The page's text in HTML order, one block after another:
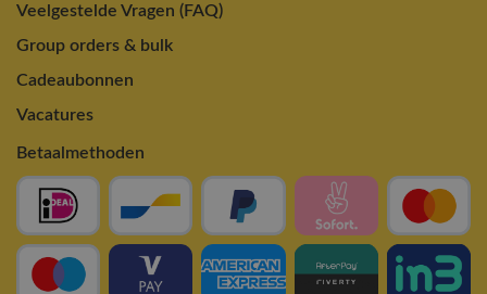
Veelgestelde Vragen (FAQ)
Group orders & bulk
Cadeaubonnen
Vacatures
Betaalmethoden